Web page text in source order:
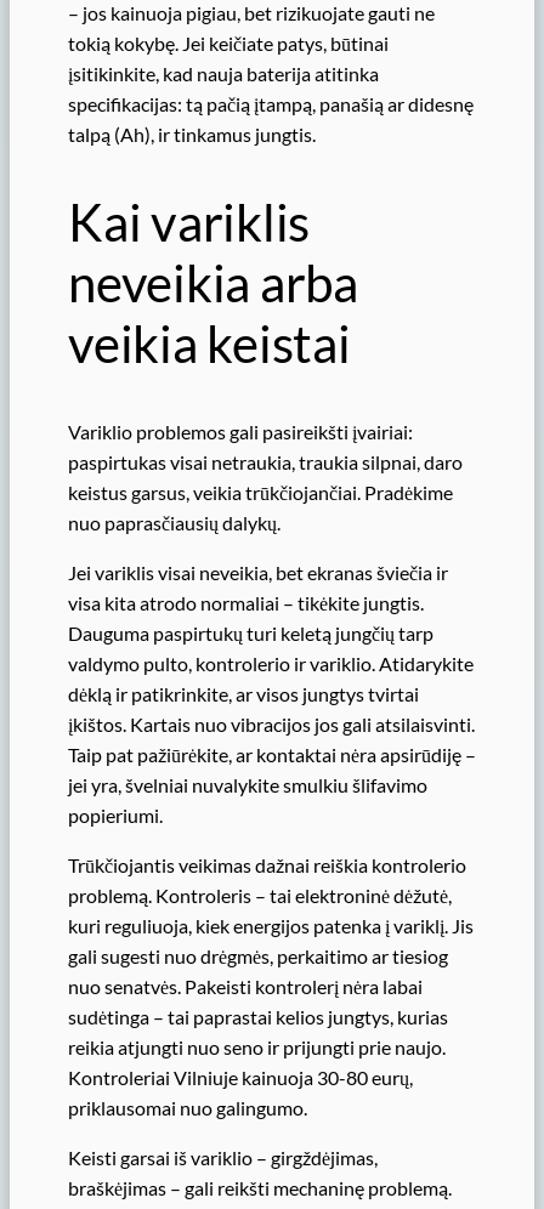
– jos kainuoja pigiau, bet rizikuojate gauti ne
tokią kokybę. Jei keičiate patys, būtinai
įsitikinkite, kad nauja baterija atitinka
specifikacijas: tą pačią įtampą, panašią ar didesnę
talpą (Ah), ir tinkamus jungtis.
Kai variklis
neveikia arba
veikia keistai
Variklio problemos gali pasireikšti įvairiai:
paspirtukas visai netraukia, traukia silpnai, daro
keistus garsus, veikia trūkčiojančiai. Pradėkime
nuo paprasčiausių dalykų.
Jei variklis visai neveikia, bet ekranas šviečia ir
visa kita atrodo normaliai – tikėkite jungtis.
Dauguma paspirtukų turi keletą jungčių tarp
valdymo pulto, kontrolerio ir variklio. Atidarykite
dėklą ir patikrinkite, ar visos jungtys tvirtai
įkištos. Kartais nuo vibracijos jos gali atsilaisvinti.
Taip pat pažiūrėkite, ar kontaktai nėra apsirūdiję –
jei yra, švelniai nuvalykite smulkiu šlifavimo
popieriumi.
Trūkčiojantis veikimas dažnai reiškia kontrolerio
problemą. Kontroleris – tai elektroninė dėžutė,
kuri reguliuoja, kiek energijos patenka į variklį. Jis
gali sugesti nuo drėgmės, perkaitimo ar tiesiog
nuo senatvės. Pakeisti kontrolerį nėra labai
sudėtinga – tai paprastai kelios jungtys, kurias
reikia atjungti nuo seno ir prijungti prie naujo.
Kontroleriai Vilniuje kainuoja 30-80 eurų,
priklausomai nuo galingumo.
Keisti garsai iš variklio – girgždėjimas,
braškėjimas – gali reikšti mechaninę problemą.